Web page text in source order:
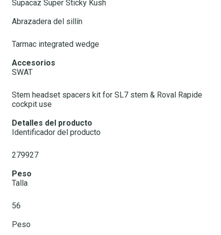
Supacaz Super Sticky Kush
Abrazadera del sillín
Tarmac integrated wedge
Accesorios
SWAT
Stem headset spacers kit for SL7 stem & Roval Rapide
cockpit use
Detalles del producto
Identificador del producto
279927
Peso
Talla
56
Peso